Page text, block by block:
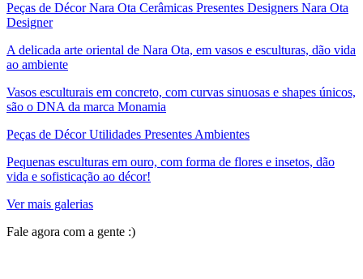
Peças de Décor Nara Ota Cerâmicas Presentes Designers Nara Ota
Designer
A delicada arte oriental de Nara Ota, em vasos e esculturas, dão vida
ao ambiente
Vasos esculturais em concreto, com curvas sinuosas e shapes únicos,
são o DNA da marca Monamia
Peças de Décor Utilidades Presentes Ambientes
Pequenas esculturas em ouro, com forma de flores e insetos, dão
vida e sofisticação ao décor!
Ver mais galerias
Fale agora com a gente :)